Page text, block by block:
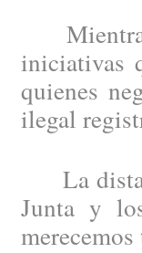
Mientras
iniciativas
quienes
ilegal
La
Junta y